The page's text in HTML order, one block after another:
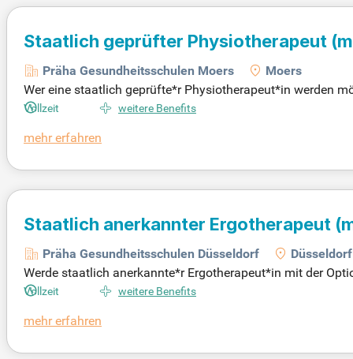
Staatlich geprüfter Physiotherapeut
Präha Gesundheitsschulen Moers
Moers
Wer eine staatlich geprüfte*r Physiotherapeut*in werden
ne Studiengebühren erwerben. Ursprünglich als
Durchblutung und Stoffwechsel. In Nordrhein-Westfalen
ensqualität der Patienten erheblich zu verbessern.
Vollzeit weitere Benefits
mehr erfahren
Staatlich anerkannter Ergotherapeut
Präha Gesundheitsschulen Düsseldorf
Düsseldorf
Werde staatlich anerkannte*r Ergotherapeut*in mit der
ngebühren! Ergotherapeuten*innen unterstützen
drhein-Westfalen wird die Ausbildung finanziell gefördert
Vollzeit weitere Benefits
mehr erfahren